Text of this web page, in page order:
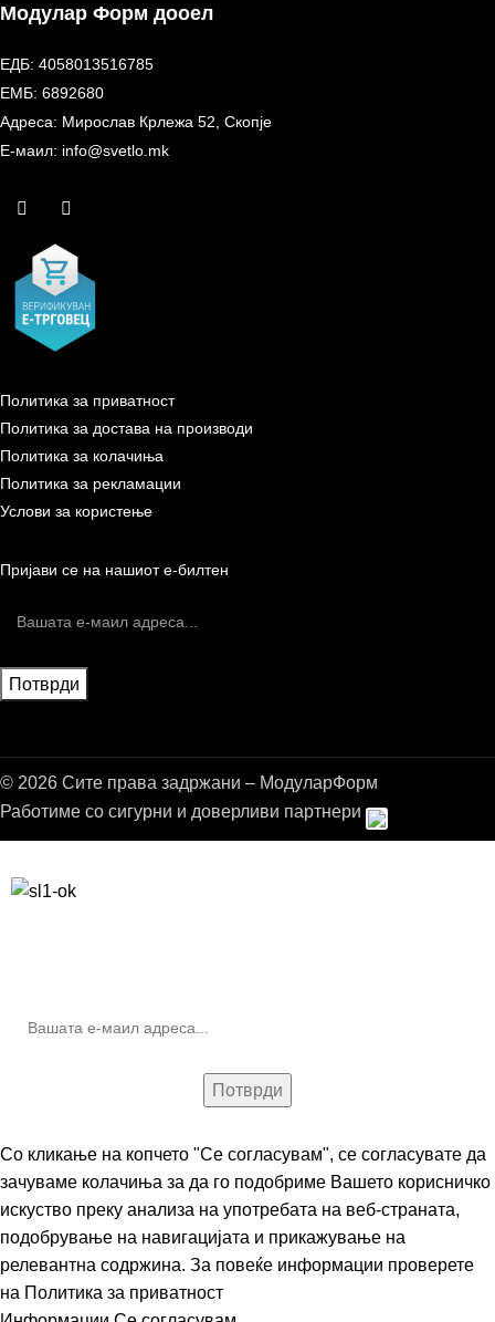
Модулар Форм дооел
ЕДБ: 4058013516785
ЕМБ: 6892680
Адреса: Мирослав Крлежа 52, Скопје
Е-маил: info@svetlo.mk
Политика за приватност
Политика за достава на производи
Политика за колачиња
Политика за рекламации
Услови за користење
Пријави се на нашиот е-билтен
© 2026 Сите права задржани – МодуларФорм
Работиме со сигурни и доверливи партнери
Со кликање на копчето "Се согласувам", се согласувате да
зачуваме колачиња за да го подобриме Вашето корисничко
искуство преку анализа на употребата на веб-страната,
подобрување на навигацијата и прикажување на
релевантна содржина. За повеќе информации проверете
на Политика за приватност